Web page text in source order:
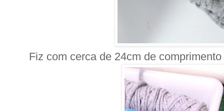
Fiz com cerca de 24cm de